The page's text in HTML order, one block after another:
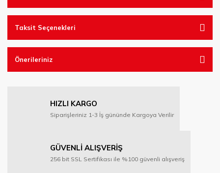
Taksit Seçenekleri
Önerileriniz
HIZLI KARGO
Siparişleriniz 1-3 İş gününde Kargoya Verilir
GÜVENLİ ALIŞVERİŞ
256 bit SSL Sertifikası ile %100 güvenli alışveriş